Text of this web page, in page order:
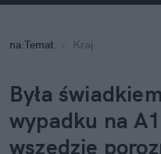
Rozrywka
na:Temat Kraj
Była
wypadku na
wszędzie